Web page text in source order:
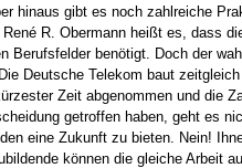
hinaus gibt es noch zahlreiche
R. Obermann heißt es, dass
Berufsfelder benötigt. Doch der
Deutsche Telekom baut zeitgleich
Zeit abgenommen und die
getroffen haben, geht es
eine Zukunft zu bieten. Nein!
können die gleiche Arbeit